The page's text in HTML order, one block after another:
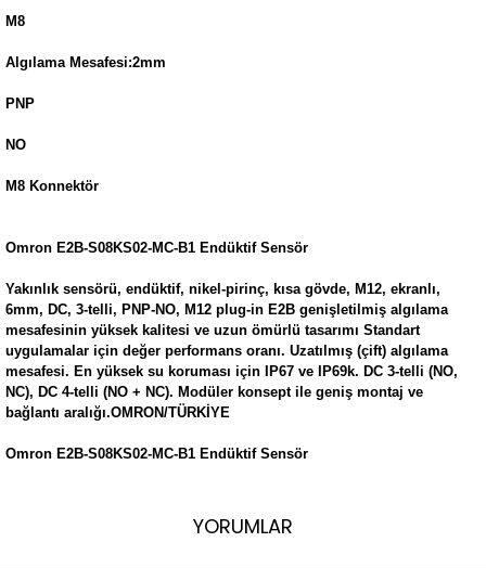
M8
Algılama Mesafesi:2mm
PNP
NO
M8 Konnektör
Omron E2B-S08KS02-MC-B1 Endüktif Sensör
Yakınlık sensörü, endüktif, nikel-pirinç, kısa gövde, M12, ekranlı,
6mm, DC, 3-telli, PNP-NO, M12 plug-in E2B genişletilmiş algılama
mesafesinin yüksek kalitesi ve uzun ömürlü tasarımı Standart
uygulamalar için değer performans oranı. Uzatılmış (çift) algılama
mesafesi. En yüksek su koruması için IP67 ve IP69k. DC 3-telli (NO,
NC), DC 4-telli (NO + NC). Modüler konsept ile geniş montaj ve
bağlantı aralığı.OMRON/TÜRKİYE
Omron E2B-S08KS02-MC-B1 Endüktif Sensör
YORUMLAR